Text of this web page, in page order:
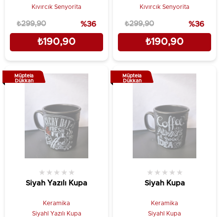
Kıvırcık Senyorita
₺190,90
₺299,90 %36
Kıvırcık Senyorita
₺190,90
₺299,90 %36
Siyah Yazılı Kupa
★ ★ ★ ★ ★
Keramika
Siyahl Yazılı Kupa
Müptela
Dükkan
Siyah Kupa
★ ★ ★ ★ ★
Keramika
Siyahl Kupa
Müptela
Dükkan